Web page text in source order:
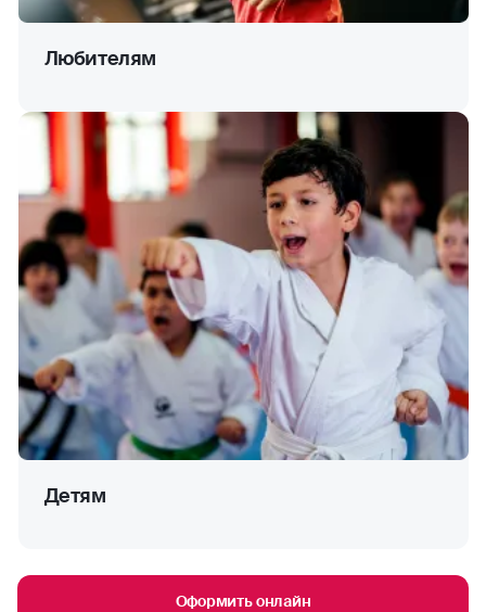
Любителям
Детям
Оформить онлайн